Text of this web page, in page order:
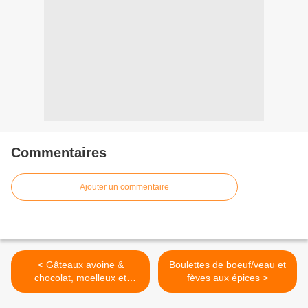
Commentaires
Ajouter un commentaire
< Gâteaux avoine &
chocolat, moelleux et
gourmands !
Boulettes de boeuf/veau et
fèves aux épices >